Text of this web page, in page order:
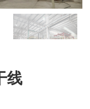
线